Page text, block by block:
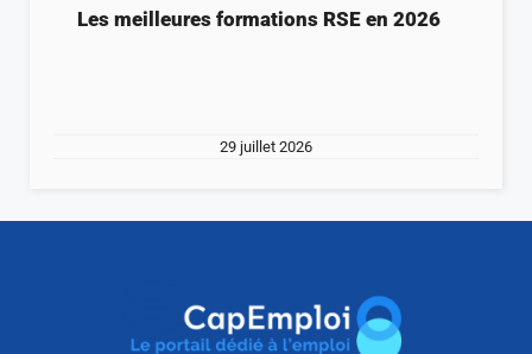
Les meilleures formations RSE en 2026
29 juillet 2026